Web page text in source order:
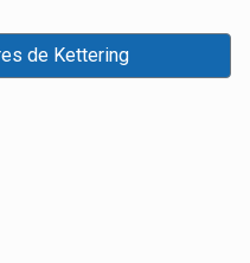
de Kettering